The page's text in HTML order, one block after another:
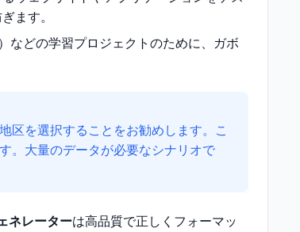
ます。
などの学習プロジェクトのために、ガボ
区を選択することをお勧めします。こ
。大量のデータが必要なシナリオで
ネレーターは高品質で正しくフォーマッ